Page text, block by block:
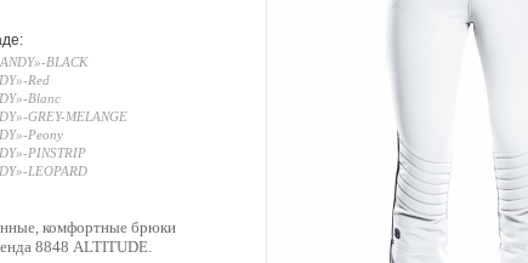
BLACK
Red
Blanc
GREY-MELANGE
Peony
PINSTRIP
LEOPARD
комфортные брюки
8848 ALTITUDE.